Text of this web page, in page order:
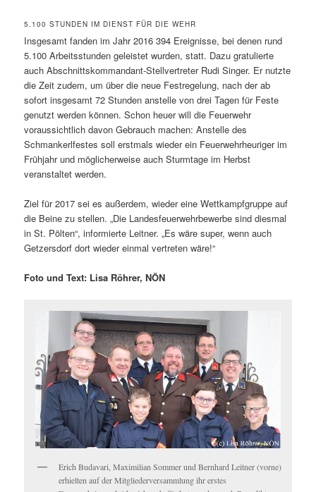
5.100 STUNDEN IM DIENST FÜR DIE WEHR
Insgesamt fanden im Jahr 2016 394 Ereignisse, bei denen rund
5.100 Arbeitsstunden geleistet wurden, statt. Dazu gratulierte
auch Abschnittskommandant-Stellvertreter Rudi Singer. Er nutzte
die Zeit zudem, um über die neue Festregelung, nach der ab
sofort insgesamt 72 Stunden anstelle von drei Tagen für Feste
genutzt werden können. Schon heuer will die Feuerwehr
voraussichtlich davon Gebrauch machen: Anstelle des
Schmankerlfestes soll erstmals wieder ein Feuerwehrheuriger im
Frühjahr und möglicherweise auch Sturmtage im Herbst
veranstaltet werden.
Ziel für 2017 sei es außerdem, wieder eine Wettkampfgruppe auf
die Beine zu stellen. „Die Landesfeuerwehrbewerbe sind diesmal
in St. Pölten“, informierte Leitner. „Es wäre super, wenn auch
Getzersdorf dort wieder einmal vertreten wäre!“
Foto und Text: Lisa Röhrer, NÖN
Erich Budavari, Maximilian Sommer und Bernhard Leitner (vorne)
erhielten auf der Mitgliederversammlung ihr erstes